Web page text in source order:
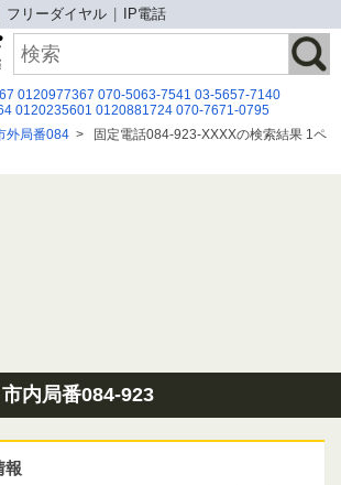
フリーダイヤル IP電話
0120977367 070-5063-7541 03-5657-7140
0120235601 0120881724 070-7671-0795
0644008447 03-6691-4796
050 5785 1560
070-1342-9401 0671776643 052-307-4910
外局番084 >
固定電話084-923-XXXXの検索結果 1ペ
内局番084-923
報